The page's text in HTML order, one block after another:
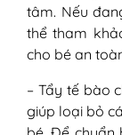
tâm. Nếu
thể tham
cho bé an
– Tẩy tế bào
giúp loại bỏ